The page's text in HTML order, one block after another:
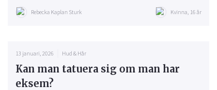
Rebecka Kaplan Sturk Kvinna, 16 år
13 januari, 2026 Hud & Hår
Kan man tatuera sig om man har
eksem?